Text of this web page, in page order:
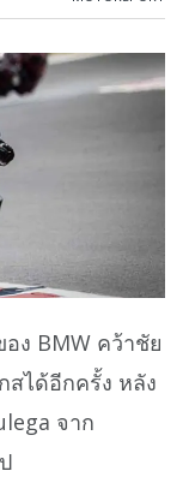
ง BMW คว้าชัย
สได้อีกครั้ง หลัง
จาก